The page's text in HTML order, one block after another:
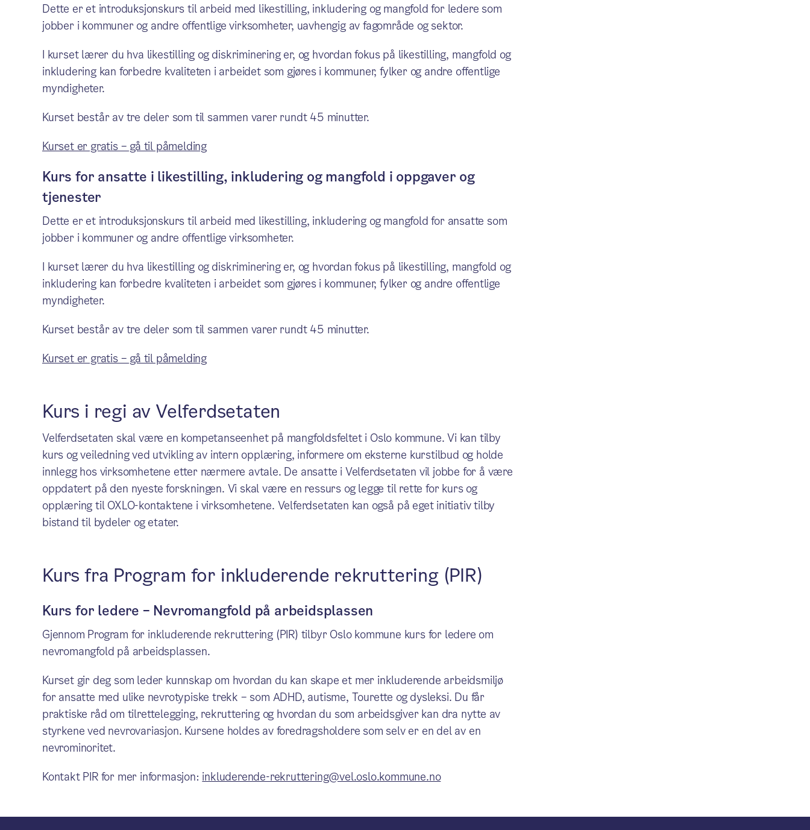
Dette er et introduksjonskurs til arbeid med likestilling, inkludering og mangfold for ledere som
jobber i kommuner og andre offentlige virksomheter, uavhengig av fagområde og sektor.
I kurset lærer du hva likestilling og diskriminering er, og hvordan fokus på likestilling, mangfold og
inkludering kan forbedre kvaliteten i arbeidet som gjøres i kommuner, fylker og andre offentlige
myndigheter.
Kurset består av tre deler som til sammen varer rundt 45 minutter.
Kurset er gratis – gå til påmelding
Kurs for ansatte i likestilling, inkludering og mangfold i oppgaver og
tjenester
Dette er et introduksjonskurs til arbeid med likestilling, inkludering og mangfold for ansatte som
jobber i kommuner og andre offentlige virksomheter.
I kurset lærer du hva likestilling og diskriminering er, og hvordan fokus på likestilling, mangfold og
inkludering kan forbedre kvaliteten i arbeidet som gjøres i kommuner, fylker og andre offentlige
myndigheter.
Kurset består av tre deler som til sammen varer rundt 45 minutter.
Kurset er gratis – gå til påmelding
Kurs i regi av Velferdsetaten
Velferdsetaten skal være en kompetanseenhet på mangfoldsfeltet i Oslo kommune. Vi kan tilby
kurs og veiledning ved utvikling av intern opplæring, informere om eksterne kurstilbud og holde
innlegg hos virksomhetene etter nærmere avtale. De ansatte i Velferdsetaten vil jobbe for å være
oppdatert på den nyeste forskningen. Vi skal være en ressurs og legge til rette for kurs og
opplæring til OXLO-kontaktene i virksomhetene. Velferdsetaten kan også på eget initiativ tilby
bistand til bydeler og etater.
Kurs fra Program for inkluderende rekruttering (PIR)
Kurs for ledere – Nevromangfold på arbeidsplassen
Gjennom Program for inkluderende rekruttering (PIR) tilbyr Oslo kommune kurs for ledere om
nevromangfold på arbeidsplassen.
Kurset gir deg som leder kunnskap om hvordan du kan skape et mer inkluderende arbeidsmiljø
for ansatte med ulike nevrotypiske trekk – som ADHD, autisme, Tourette og dysleksi. Du får
praktiske råd om tilrettelegging, rekruttering og hvordan du som arbeidsgiver kan dra nytte av
styrkene ved nevrovariasjon. Kursene holdes av foredragsholdere som selv er en del av en
nevrominoritet.
Kontakt PIR for mer informasjon: inkluderende-rekruttering@vel.oslo.kommune.no